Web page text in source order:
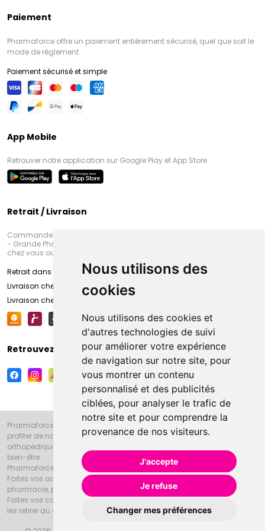
Nous utilisons des
cookies
Nous utilisons des cookies et
d'autres technologies de suivi
pour améliorer votre expérience
de navigation sur notre site, pour
vous montrer un contenu
personnalisé et des publicités
ciblées, pour analyser le trafic de
notre site et pour comprendre la
provenance de nos visiteurs.
J'accepte
Je refuse
Changer mes préférences
Paiement
Pharmaforce offre un paiement entièrement sécurisé, quel que soit le
mode de règlement
Paiement sécurisé et simple
App Mobile
Retrouver notre application sur Google Play et App Store
Retrait / Livraison
Commandez en ligne et venez chercher votre commande à Amiens
- Grande Pharmacie d’Amiens (Fachon) ou recevez-là rapidement
chez vous ou en point retrait
Retrait dans la pharmacie d’Amiens
Livraison chez vous
Livraison chez votre commerçant
Retrouvez-nous sur vos réseaux sociaux
Pharmaforce.fr et la Grande Pharmacie d’Amiens vous souhaitent de
profiter de notre accueil, de nos conseils pharmaceutiques,
orthopédiques, homéopathiques, parapharmaceutiques, beauté et
bien-être.
Pharmaforce.fr est le site internet de la Grande Pharmacie d’Amiens.
Faites vos achats en ligne grâce à un choix de 20000 références en
pharmacie, parapharmacie, diététique et animaux (vétérinaire).
Faites vos courses de pharmacie et parapharmacie en ligne et venez
les retirer au drive ou vous les faire livrer à domicile.